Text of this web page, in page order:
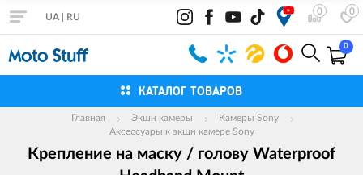
0 0
UA RU
0
КАТАЛОГ ТОВАРОВ
Главная Экшн камеры
Камеры Sony
Аксессуары к экшн камере Sony
Крепление на маску / голову Waterproof